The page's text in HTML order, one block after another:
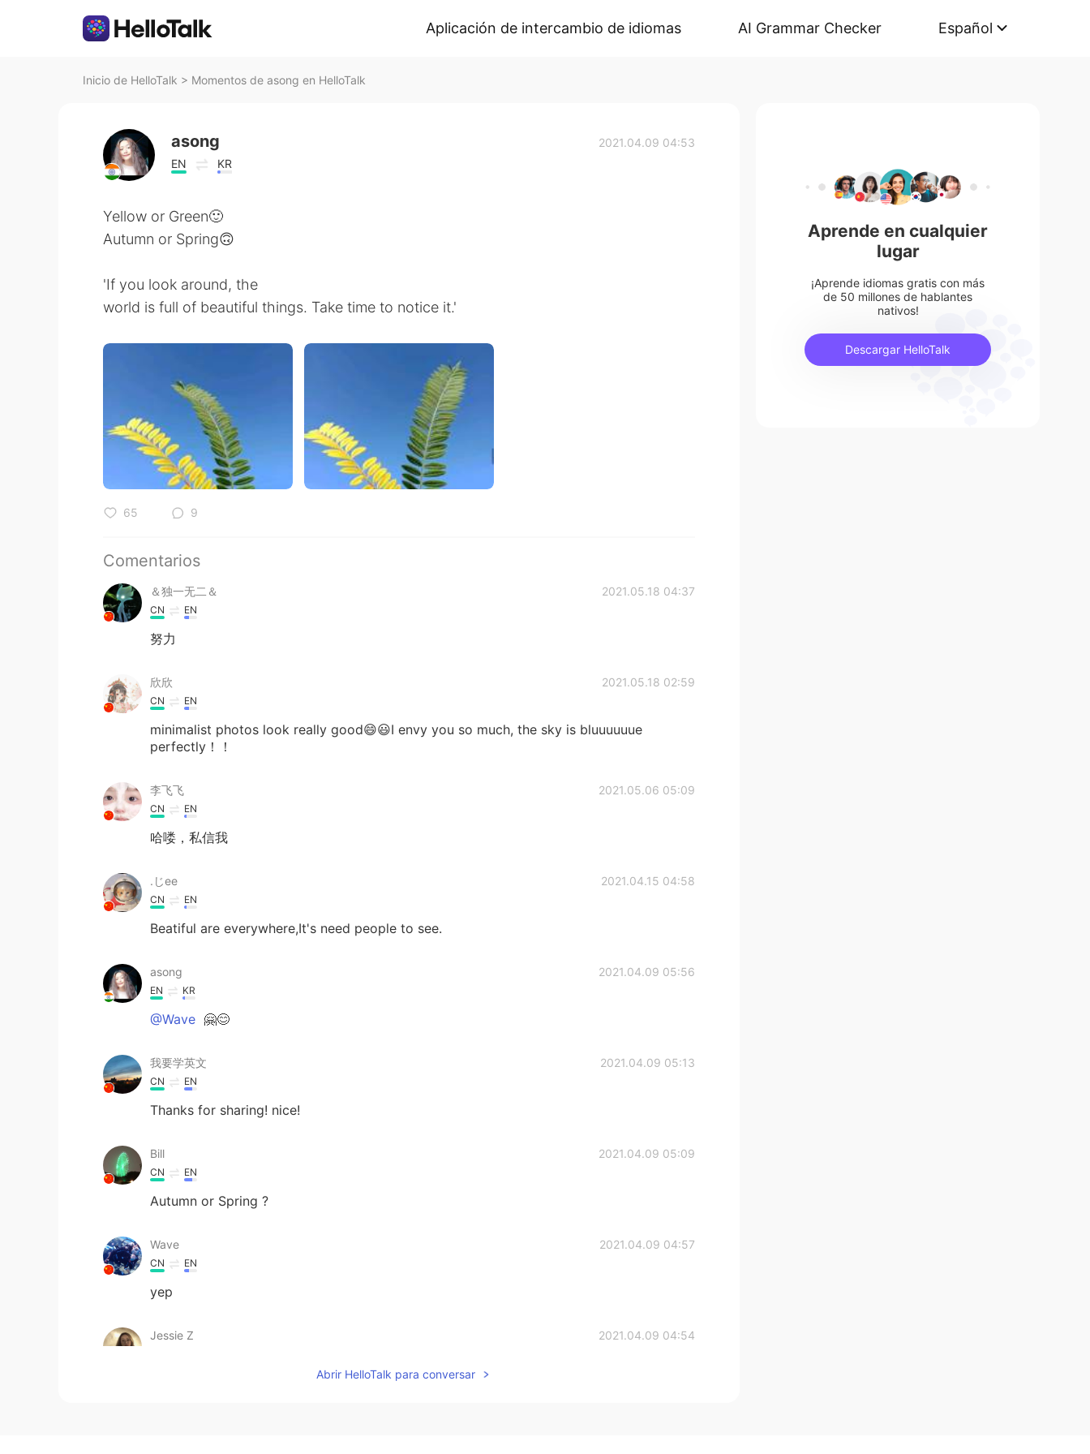
Aplicación de intercambio de idiomas AI Grammar Checker Español
Inicio de HelloTalk > Momentos de asong en HelloTalk
asong
EN KR
2021.04.09 04:53
Yellow or Green🙂
Autumn or Spring🙃
'If you look around, the
world is full of beautiful things. Take time to notice it.'
65 9
Comentarios
＆独一无二＆ 2021.05.18 04:37
CN EN
努力
欣欣 2021.05.18 02:59
CN EN
minimalist photos look really good😄😃I envy you so much, the sky is bluuuuuue
perfectly！！
李飞飞 2021.05.06 05:09
CN EN
哈喽，私信我
.じее 2021.04.15 04:58
CN EN
Beatiful are everywhere,It's need people to see.
asong 2021.04.09 05:56
EN KR
@Wave 🤗😊
我要学英文 2021.04.09 05:13
CN EN
Thanks for sharing! nice!
Bill 2021.04.09 05:09
CN EN
Autumn or Spring ?
Wave 2021.04.09 04:57
CN EN
yep
Jessie Z 2021.04.09 04:54
Abrir HelloTalk para conversar
Aprende en cualquier
lugar
¡Aprende idiomas gratis con más
de 50 millones de hablantes
nativos!
Descargar HelloTalk